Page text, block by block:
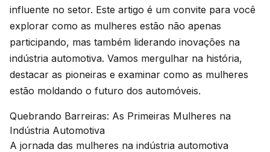
influente no setor. Este artigo é um convite para você
explorar como as mulheres estão não apenas
participando, mas também liderando inovações na
indústria automotiva. Vamos mergulhar na história,
destacar as pioneiras e examinar como as mulheres
estão moldando o futuro dos automóveis.
Quebrando Barreiras: As Primeiras Mulheres na
Indústria Automotiva
A jornada das mulheres na indústria automotiva